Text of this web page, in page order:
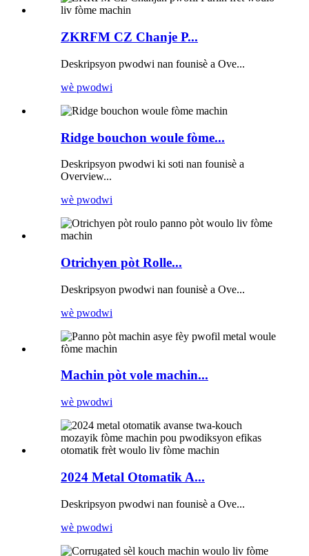
ZKRFM CZ Chanje P...
Deskripsyon pwodwi nan founisè a Ove...
wè pwodwi
Ridge bouchon woule fòme...
Deskripsyon pwodwi ki soti nan founisè a
Overview...
wè pwodwi
Otrichyen pòt Rolle...
Deskripsyon pwodwi nan founisè a Ove...
wè pwodwi
Machin pòt vole machin...
wè pwodwi
2024 Metal Otomatik A...
Deskripsyon pwodwi nan founisè a Ove...
wè pwodwi